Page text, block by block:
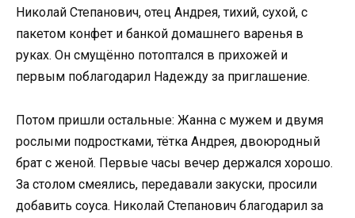
Николай Степанович, отец Андрея, тихий, сухой, с
пакетом конфет и банкой домашнего варенья в
руках. Он смущённо потоптался в прихожей и
первым поблагодарил Надежду за приглашение.
Потом пришли остальные: Жанна с мужем и двумя
рослыми подростками, тётка Андрея, двоюродный
брат с женой. Первые часы вечер держался хорошо.
За столом смеялись, передавали закуски, просили
добавить соуса. Николай Степанович благодарил за